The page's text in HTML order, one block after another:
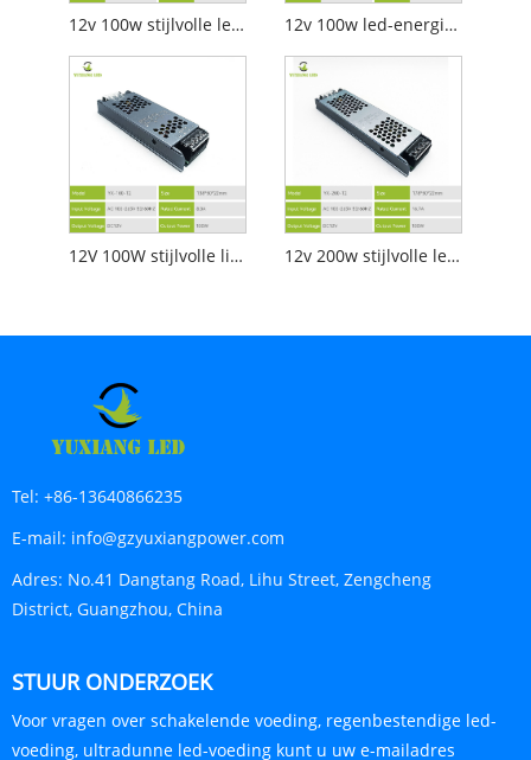
12v 100w stijlvolle led-lineaire verlichtingsvoeding 12v 100w led-energiebesparende lineaire verlichtingsvoeding
12V 100W stijlvolle lineaire verlichtingsvoeding 12v 200w stijlvolle led-lineaire verlichtingsvoeding
Tel: +86-13640866235
E-mail: info@gzyuxiangpower.com
Adres: No.41 Dangtang Road, Lihu Street, Zengcheng
District, Guangzhou, China
STUUR ONDERZOEK
Voor vragen over schakelende voeding, regenbestendige led-
voeding, ultradunne led-voeding kunt u uw e-mailadres